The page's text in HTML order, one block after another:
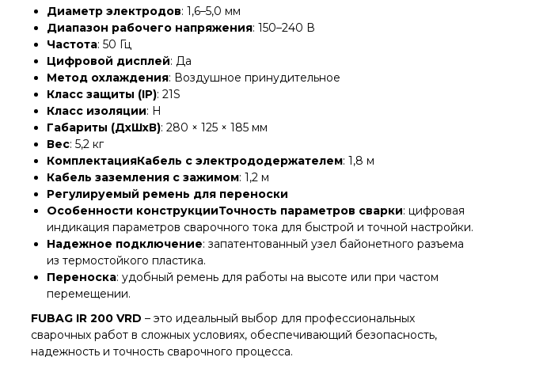
Диаметр электродов: 1,6–5,0 мм
Диапазон рабочего напряжения: 150–240 В
Частота: 50 Гц
Цифровой дисплей: Да
Метод охлаждения: Воздушное принудительное
Класс защиты (IP): 21S
Класс изоляции: H
Габариты (ДхШхВ): 280 × 125 × 185 мм
Вес: 5,2 кг
КомплектацияКабель с электрододержателем: 1,8 м
Кабель заземления с зажимом: 1,2 м
Регулируемый ремень для переноски
Особенности конструкцииТочность параметров сварки: цифровая
индикация параметров сварочного тока для быстрой и точной настройки.
Надежное подключение: запатентованный узел байонетного разъема
из термостойкого пластика.
Переноска: удобный ремень для работы на высоте или при частом
перемещении.
FUBAG IR 200 VRD – это идеальный выбор для профессиональных
сварочных работ в сложных условиях, обеспечивающий безопасность,
надежность и точность сварочного процесса.